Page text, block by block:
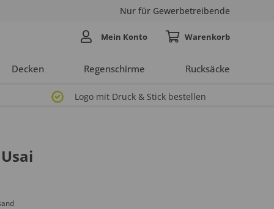
Nur für Gewerbetreibende
Decken Regenschirme Rucksäcke
Mein Konto
Logo mit Druck & Stick bestellen